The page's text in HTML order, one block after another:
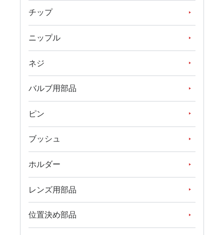
チップ
ニップル
ネジ
バルブ用部品
ピン
ブッシュ
ホルダー
レンズ用部品
位置決め部品